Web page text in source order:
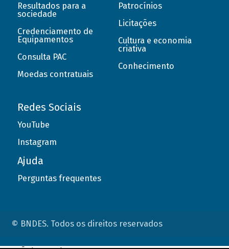
Resultados para a
sociedade
Credenciamento de
Equipamentos
Consulta PAC
Moedas contratuais
Patrocínios
Licitações
Cultura e economia
criativa
Conhecimento
Redes Sociais
YouTube
Instagram
Ajuda
Perguntas frequentes
© BNDES. Todos os direitos reservados